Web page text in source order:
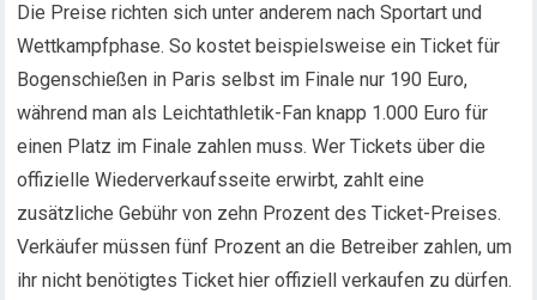
Die Preise richten sich unter anderem nach Sportart und
Wettkampfphase. So kostet beispielsweise ein Ticket für
Bogenschießen in Paris selbst im Finale nur 190 Euro,
während man als Leichtathletik-Fan knapp 1.000 Euro für
einen Platz im Finale zahlen muss. Wer Tickets über die
offizielle Wiederverkaufsseite erwirbt, zahlt eine
zusätzliche Gebühr von zehn Prozent des Ticket-Preises.
Verkäufer müssen fünf Prozent an die Betreiber zahlen, um
ihr nicht benötigtes Ticket hier offiziell verkaufen zu dürfen.